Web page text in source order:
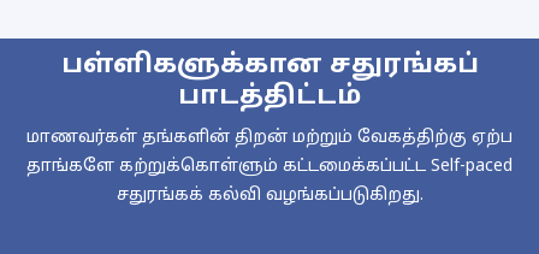
பள்ளிகளுக்கான சதுரங்கப்
பாடத்திட்டம்
மாணவர்கள் தங்களின் திறன் மற்றும் வேகத்திற்கு ஏற்ப
தாங்களே கற்றுக்கொள்ளும் கட்டமைக்கப்பட்ட Self-paced
சதுரங்கக் கல்வி வழங்கப்படுகிறது.